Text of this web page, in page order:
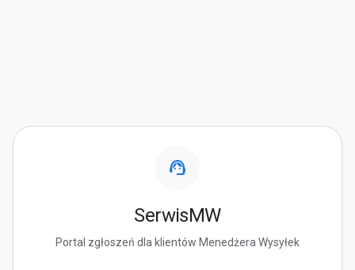
support_agent
SerwisMW
Portal zgłoszeń dla klientów Menedżera Wysyłek